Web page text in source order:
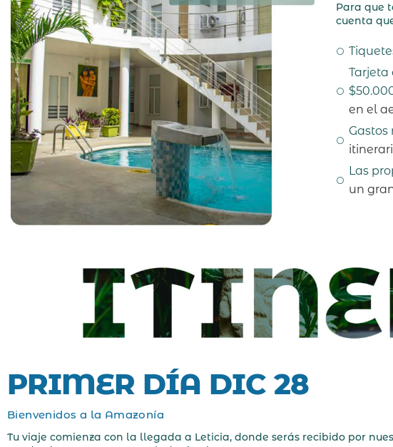
Para que
cuenta
Tarjeta
en el
Gastos
Las
un
PRIMER DÍA DIC 28
Bienvenidos a la Amazonía
Tu viaje comienza con la llegada a Leticia, donde serás recibido por